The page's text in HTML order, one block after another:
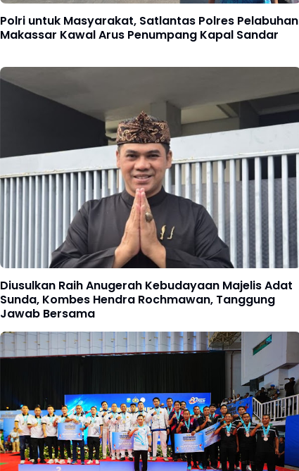
Polri untuk Masyarakat, Satlantas Polres Pelabuhan
Makassar Kawal Arus Penumpang Kapal Sandar
Diusulkan Raih Anugerah Kebudayaan Majelis Adat
Sunda, Kombes Hendra Rochmawan, Tanggung
Jawab Bersama